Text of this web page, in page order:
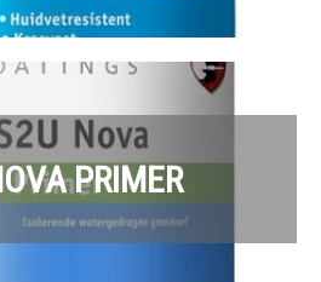
PRIMER